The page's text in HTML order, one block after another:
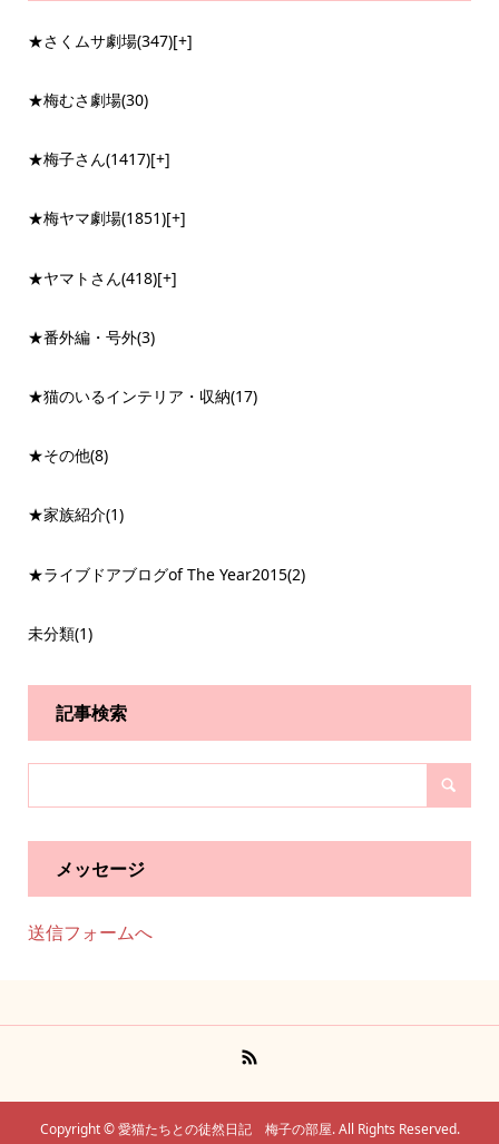
★さくムサ劇場(347)[+]
★梅むさ劇場(30)
★梅子さん(1417)[+]
★梅ヤマ劇場(1851)[+]
★ヤマトさん(418)[+]
★番外編・号外(3)
★猫のいるインテリア・収納(17)
★その他(8)
★家族紹介(1)
★ライブドアブログof The Year2015(2)
未分類(1)
記事検索
メッセージ
送信フォームへ
Copyright ©愛猫たちとの徒然日記 梅子の部屋. All Rights Reserved.